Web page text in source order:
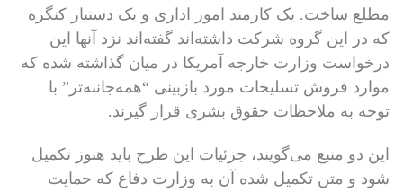
مطلع ساخت. یک کارمند امور اداری و یک دستیار کنگره
که در این گروه شرکت داشته‌اند گفته‌اند نزد آنها این
درخواست وزارت خارجه آمریکا در میان گذاشته شده که
موارد فروش تسلیحات مورد بازبینی “همه‌جانبه‌تر” با
توجه به ملاحظات حقوق بشری قرار گیرند.
این دو منبع می‌گویند، جزئیات این طرح باید هنوز تکمیل
شود و متن تکمیل شده آن به وزارت دفاع که حمایت